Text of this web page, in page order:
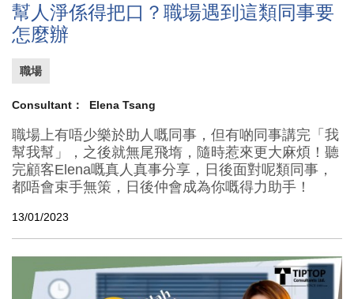
幫人淨係得把口？職場遇到這類同事要
怎麼辦
職場
Consultant： Elena Tsang
職場上有唔少樂於助人嘅同事，但有啲同事講完「我
幫我幫」，之後就無尾飛堶，隨時惹來更大麻煩！聽
完顧客Elena嘅真人真事分享，日後面對呢類同事，
都唔會束手無策，日後仲會成為你嘅得力助手！
13/01/2023